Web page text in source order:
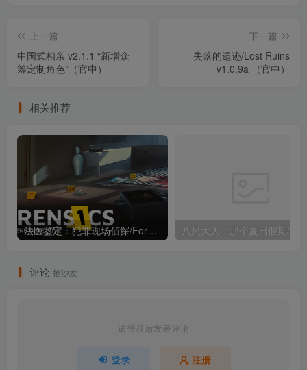
上一篇
中国式相亲 v2.1.1 “新增众
筹定制角色”（官中）
下一篇
失落的遗迹/Lost Ruins
v1.0.9a （官中）
相关推荐
法医鉴定：犯罪现场侦探/Forensics: Crime Scene Detective Build.24145145（官中）
评论 抢沙发
请登录后发表评论
登录 注册